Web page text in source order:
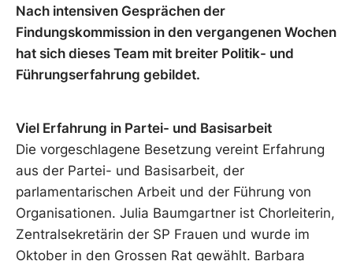
Nach intensiven Gesprächen der
Findungskommission in den vergangenen Wochen
hat sich dieses Team mit breiter Politik- und
Führungserfahrung gebildet.
Viel Erfahrung in Partei- und Basisarbeit
Die vorgeschlagene Besetzung vereint Erfahrung
aus der Partei- und Basisarbeit, der
parlamentarischen Arbeit und der Führung von
Organisationen. Julia Baumgartner ist Chorleiterin,
Zentralsekretärin der SP Frauen und wurde im
Oktober in den Grossen Rat gewählt. Barbara